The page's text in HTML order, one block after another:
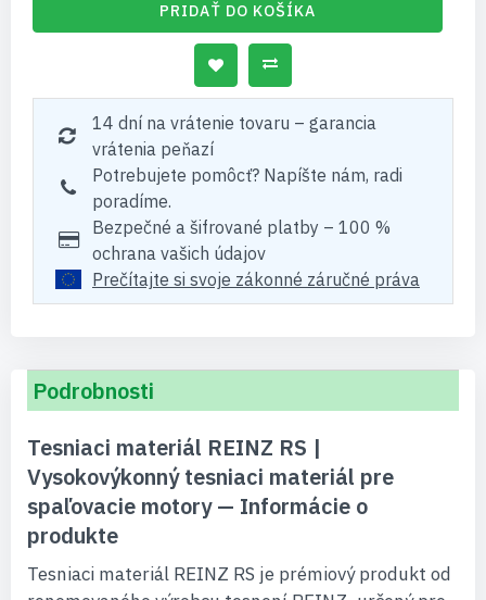
PRIDAŤ DO KOŠÍKA
14 dní na vrátenie tovaru – garancia
vrátenia peňazí
Potrebujete pomôcť? Napíšte nám, radi
poradíme.
Bezpečné a šifrované platby – 100 %
ochrana vašich údajov
Prečítajte si svoje zákonné záručné práva
Podrobnosti
Tesniaci materiál REINZ RS |
Vysokovýkonný tesniaci materiál pre
spaľovacie motory — Informácie o
produkte
Tesniaci materiál REINZ RS je prémiový produkt od